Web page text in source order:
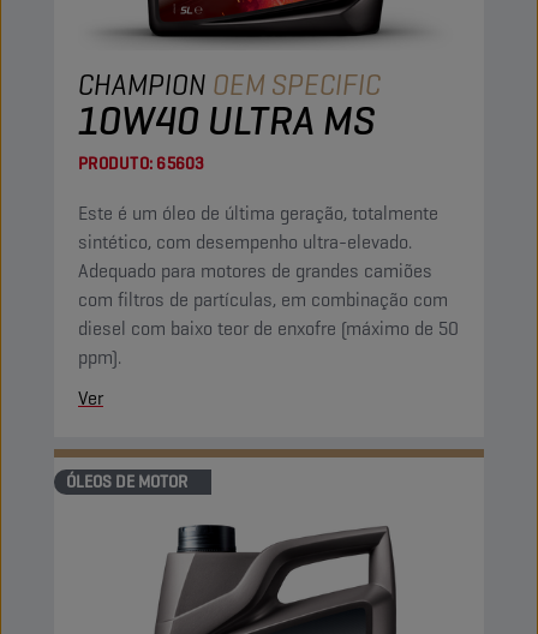
CHAMPION OEM SPECIFIC
10W40 ULTRA MS
PRODUTO: 65603
Este é um óleo de última geração, totalmente
sintético, com desempenho ultra-elevado.
Adequado para motores de grandes camiões
com filtros de partículas, em combinação com
diesel com baixo teor de enxofre (máximo de 50
ppm).
Ver
ÓLEOS DE MOTOR